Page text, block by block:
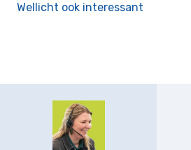
Wellicht ook interessant